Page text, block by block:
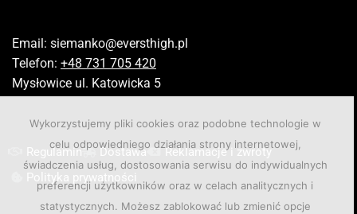
Email: siemanko@eversthigh.pl
Telefon: +48 731 705 420
Mysłowice ul. Katowicka 5
Regulamin Dostawa
Reklamacje i zwroty
Polityka prywatności
Wykorzystujemy pliki cookies oraz podobne technologie w
celu odpowiedniego działania strony internetowej,
świadczenia usług, dostosowania serwisu do indywidualnych
preferencji użytkowników oraz w celach analitycznych i
statystycznych. Możesz zablokować lub zmienić opcje